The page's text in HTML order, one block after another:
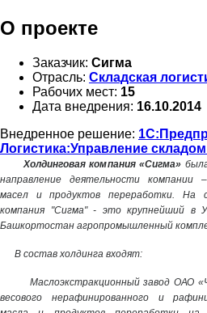
О проекте
Заказчик: Сигма
Отрасль: Складская
Рабочих мест: 15
Дата внедрения: 16.10.2014
Внедренное решение:
Логистика:Управление
Холдинговая компания «Сигма»
направление деятельности компании
масел и продуктов переработки. На
компания "Сигма" - это крупнейший в
Башкортостан агропромышленный
В состав холдинга входят:
Маслоэкстракционный завод ОАО
весового нерафинированного и